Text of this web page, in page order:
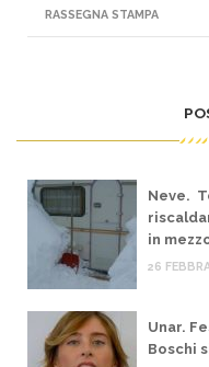
RASSEGNA STAMPA
Neve.
in
26
Unar.
Boschi